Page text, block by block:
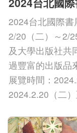
2024台北國際
2/20（二）～2/
及大學出版社共
過豐富的出版品
展覽時間：
2024.2.20（二